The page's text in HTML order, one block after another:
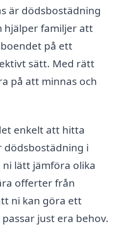
är dödsbostädning
hjälper familjer att
på ett
sätt. Med rätt
på att minnas och
enkelt att hitta
i
ni lätt jämföra olika
offerter från
ni kan göra ett
just era behov.